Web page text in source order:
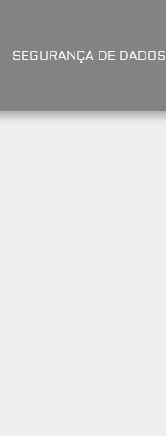
SEGURANÇA DE DADOS